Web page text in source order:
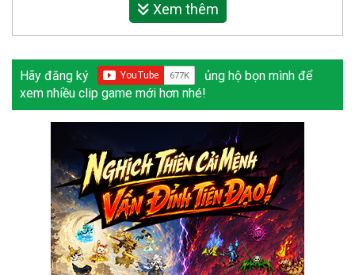
Xem thêm
Hãy đăng ký
ủng hộ bọn mình để
xem nhiều clip game mới hơn nhé!